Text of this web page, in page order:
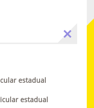
estadual
estadual